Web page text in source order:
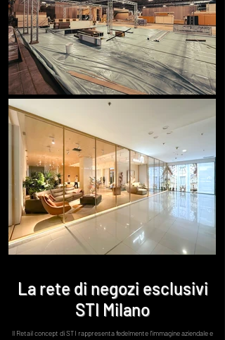
La rete di negozi esclusivi
STI Milano
ll Retail concept di STI rappresenta fedelmente l'immagine aziendale e